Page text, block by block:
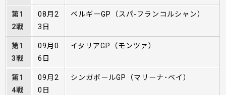
第1
2戦
08月2
3日
ベルギーGP（スパ-フランコルシャン）
第1
3戦
09月0
6日
イタリアGP（モンツァ）
第1
4戦
09月2
0日
シンガポールGP（マリーナ･ベイ）